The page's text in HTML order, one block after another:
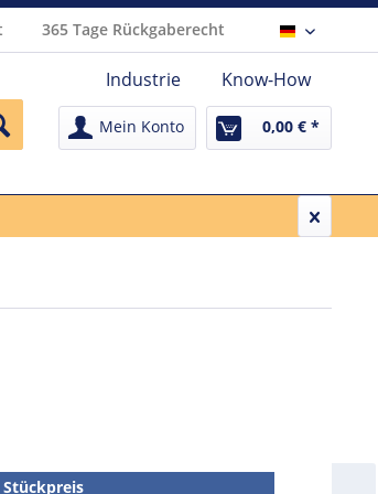
365 Tage Rückgaberecht Deutsch
Industrie Know-How
Mein Konto 0,00 € *
Stückpreis